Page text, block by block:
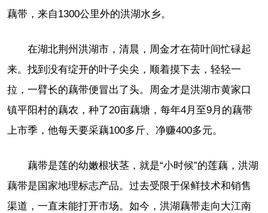
藕带，来自1300公里外的洪湖水乡。
在湖北荆州洪湖市，清晨，周金才在荷叶间忙碌起
来。找到没有绽开的叶子尖尖，顺着摸下去，轻轻一
拉，一臂长的藕带便冒出了头。周金才是洪湖市黄家口
镇平阳村的藕农，种了20亩藕塘，每年4月至9月的藕带
上市季，他每天要采藕100多斤、净赚400多元。
藕带是莲的幼嫩根状茎，就是“小时候”的莲藕，洪湖
藕带是国家地理标志产品。过去受限于保鲜技术和销售
渠道，一直未能打开市场。如今，洪湖藕带走向大江南